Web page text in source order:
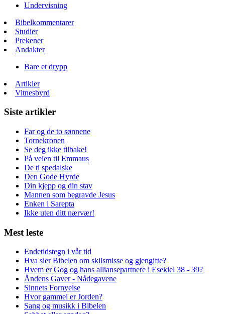
Undervisning
Bibelkommentarer
Studier
Prekener
Andakter
Bare et drypp
Artikler
Vitnesbyrd
Siste artikler
Far og de to sønnene
Tornekronen
Se deg ikke tilbake!
På veien til Emmaus
De ti spedalske
Den Gode Hyrde
Din kjepp og din stav
Mannen som begravde Jesus
Enken i Sarepta
Ikke uten ditt nærvær!
Mest leste
Endetidstegn i vår tid
Hva sier Bibelen om skilsmisse og gjengifte?
Hvem er Gog og hans alliansepartnere i Esekiel 38 - 39?
Åndens Gaver - Nådegavene
Sinnets Fornyelse
Hvor gammel er Jorden?
Sang og musikk i Bibelen